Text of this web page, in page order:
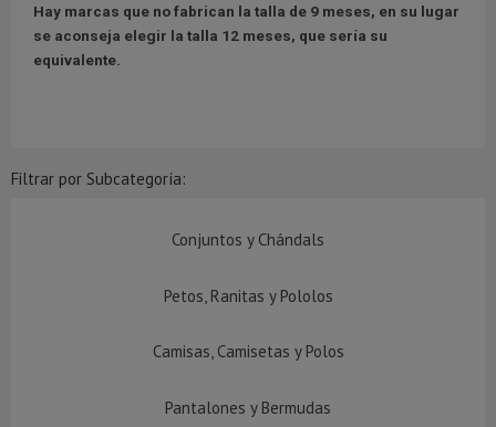
Hay marcas que no fabrican la talla de 9 meses, en su lugar
se aconseja elegir la talla 12 meses, que sería su
equivalente.
Filtrar por Subcategoría:
Conjuntos y Chándals
Petos, Ranitas y Pololos
Camisas, Camisetas y Polos
Pantalones y Bermudas